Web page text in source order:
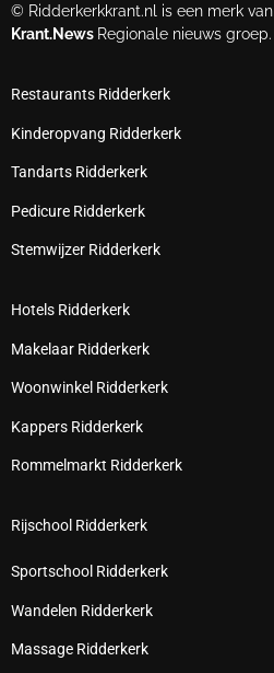
© Ridderkerkkrant.nl is een merk van
Krant.News Regionale nieuws groep.
Restaurants Ridderkerk
Kinderopvang Ridderkerk
Tandarts Ridderkerk
Pedicure Ridderkerk
Stemwijzer Ridderkerk
Hotels Ridderkerk
Makelaar Ridderkerk
Woonwinkel Ridderkerk
Kappers Ridderkerk
Rommelmarkt Ridderkerk
Rijschool Ridderkerk
Sportschool Ridderkerk
Wandelen Ridderkerk
Massage Ridderkerk